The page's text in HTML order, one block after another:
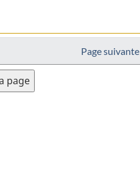
Page suivante